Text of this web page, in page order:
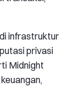
infrastruktur
privasi
Midnight